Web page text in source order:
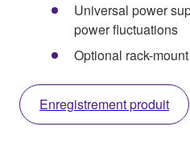
Universal power
power fluctuations
Optional rack-
Enregistrement produit